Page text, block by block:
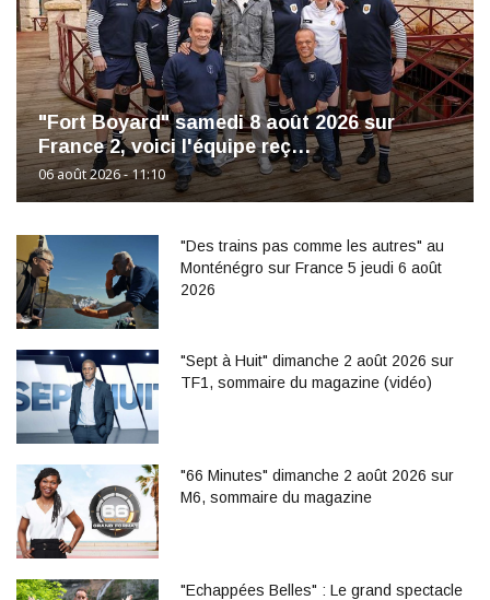
"Fort Boyard" samedi 8 août 2026 sur
France 2, voici l'équipe reç…
06 août 2026 - 11:10
"Des trains pas comme les autres" au
Monténégro sur France 5 jeudi 6 août
2026
"Sept à Huit" dimanche 2 août 2026 sur
TF1, sommaire du magazine (vidéo)
"66 Minutes" dimanche 2 août 2026 sur
M6, sommaire du magazine
"Echappées Belles" : Le grand spectacle